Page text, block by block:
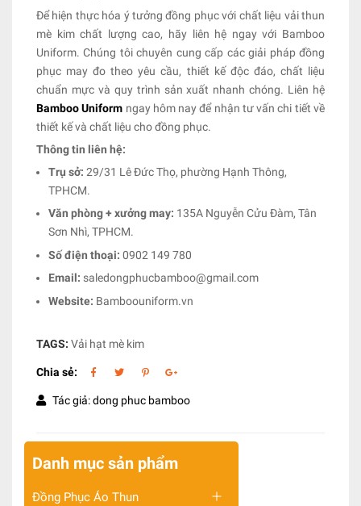
Để hiện thực hóa ý tưởng đồng phục với chất liệu vải thun
mè kim chất lượng cao, hãy liên hệ ngay với Bamboo
Uniform. Chúng tôi chuyên cung cấp các giải pháp đồng
phục may đo theo yêu cầu, thiết kế độc đáo, chất liệu
chuẩn mực và quy trình sản xuất nhanh chóng. Liên hệ
Bamboo Uniform ngay hôm nay để nhận tư vấn chi tiết về
thiết kế và chất liệu cho đồng phục.
Thông tin liên hệ:
Trụ sở: 29/31 Lê Đức Thọ, phường Hạnh Thông,
TPHCM.
Văn phòng + xưởng may: 135A Nguyễn Cửu Đàm, Tân
Sơn Nhì, TPHCM.
Số điện thoại: 0902 149 780
Email: saledongphucbamboo@gmail.com
Website: Bamboouniform.vn
TAGS: Vải hạt mè kim
Chia sẻ:
Tác giả: dong phuc bamboo
Danh mục sản phẩm
Đồng Phục Áo Thun